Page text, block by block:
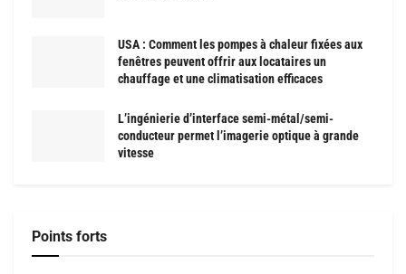
USA : Comment les pompes à chaleur fixées aux
fenêtres peuvent offrir aux locataires un
chauffage et une climatisation efficaces
L’ingénierie d’interface semi-métal/semi-
conducteur permet l’imagerie optique à grande
vitesse
Points forts